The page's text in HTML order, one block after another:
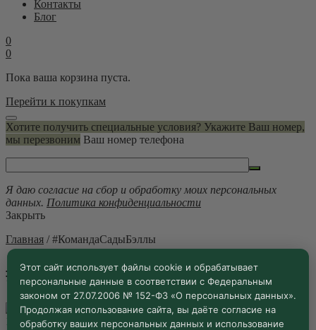
Контакты
Блог
0
0
Пока ваша корзина пуста.
Перейти к покупкам
Хотите получить специальные условия? Укажите Ваш номер,
мы перезвоним Ваш номер телефона
Я даю согласие на сбор и обработку моих персональных
данных. Политика конфиденциальности
Закрыть
Главная /#КомандаСадыБэллы
#КомандаСадыБэллы
10.03.2026 ·Блог
Этот сайт использует файлы cookie и обрабатывает
персональные данные в соответствии с Федеральным
законом от 27.07.2006 № 152-ФЗ «О персональных данных».
Продолжая использование сайта, вы даёте согласие на
обработку ваших персональных данных и использование